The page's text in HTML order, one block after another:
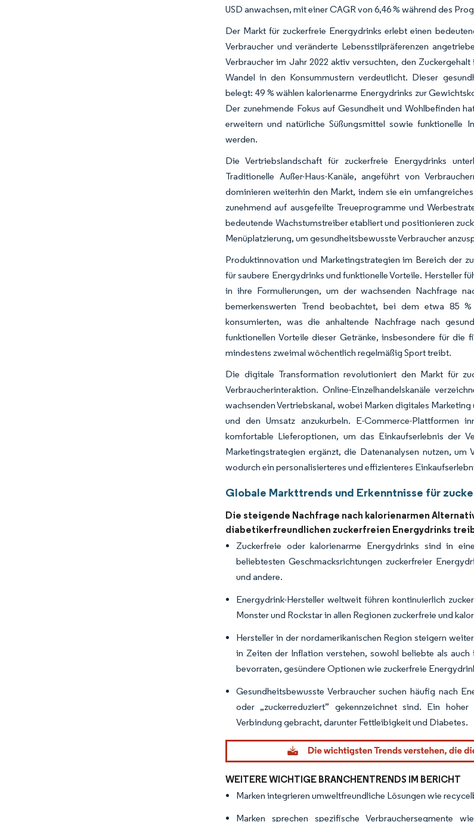
USD anwachsen, mit einer CAGR von 6,46 % während des
Der Markt für zuckerfreie Energydrinks erlebt einen
Verbraucher und veränderte Lebensstilpräferenzen
Verbraucher im Jahr 2022 aktiv versuchten, den
Wandel in den Konsummustern verdeutlicht. Dieser
belegt: 49 % wählen kalorienarme Energydrinks zur
Der zunehmende Fokus auf Gesundheit und Wohlbefinden
erweitern und natürliche Süßungsmittel sowie funktionelle
werden.
Die Vertriebslandschaft für zuckerfreie Energydrinks
Traditionelle Außer-Haus-Kanäle, angeführt von
dominieren weiterhin den Markt, indem sie ein
zunehmend auf ausgefeilte Treueprogramme und
bedeutende Wachstumstreiber etabliert und positionieren
Menüplatzierung, um gesundheitsbewusste Verbraucher
Produktinnovation und Marketingstrategien im Bereich der
für saubere Energydrinks und funktionelle Vorteile. Hersteller
in ihre Formulierungen, um der wachsenden Nachfrage
bemerkenswerten Trend beobachtet, bei dem etwa 85
konsumierten, was die anhaltende Nachfrage nach
funktionellen Vorteile dieser Getränke, insbesondere für
mindestens zweimal wöchentlich regelmäßig Sport treibt.
Die digitale Transformation revolutioniert den Markt für
Verbraucherinteraktion. Online-Einzelhandelskanäle
wachsenden Vertriebskanal, wobei Marken digitales
und den Umsatz anzukurbeln. E-Commerce-Plattformen
komfortable Lieferoptionen, um das Einkaufserlebnis der
Marketingstrategien ergänzt, die Datenanalysen nutzen,
wodurch ein personalisierteres und effizienteres
Globale Markttrends und Erkenntnisse für
Die steigende Nachfrage nach kalorienarmen
diabetikerfreundlichen zuckerfreien Energydrinks
Zuckerfreie oder kalorienarme Energydrinks sind in
beliebtesten Geschmacksrichtungen zuckerfreier
und andere.
Energydrink-Hersteller weltweit führen kontinuierlich
Monster und Rockstar in allen Regionen zuckerfreie und
Hersteller in der nordamerikanischen Region steigern
in Zeiten der Inflation verstehen, sowohl beliebte als
bevorraten, gesündere Optionen wie zuckerfreie
Gesundheitsbewusste Verbraucher suchen häufig nach
oder „zuckerreduziert” gekennzeichnet sind. Ein
Verbindung gebracht, darunter Fettleibigkeit und Diabetes.
WEITERE WICHTIGE BRANCHENTRENDS IM BERICHT
Marken integrieren umweltfreundliche Lösungen wie
Marken sprechen spezifische Verbrauchersegmente